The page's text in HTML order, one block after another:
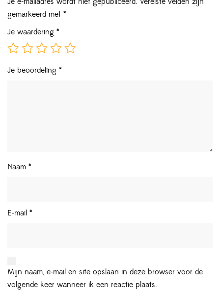
gemarkeerd met *
Je waardering *
Je beoordeling *
Naam *
E-mail *
Mijn naam, e-mail en site opslaan in deze browser voor de
volgende keer wanneer ik een reactie plaats.